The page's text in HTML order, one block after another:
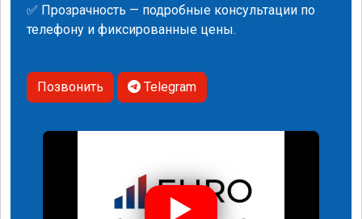
✅ Прозрачность — подробные консультации по
телефону и фиксированные цены.
Позвонить Telegram